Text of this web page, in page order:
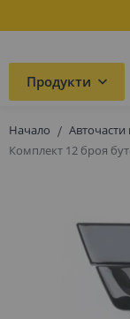
Продукти
Начало Авточасти
Комплект 12 броя
галерията